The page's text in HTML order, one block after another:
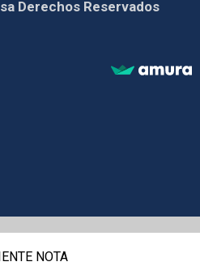
Derechos Reservados
NOTA